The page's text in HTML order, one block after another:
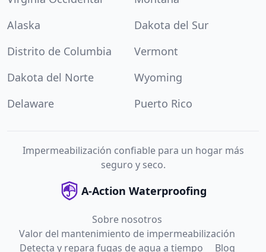
Alaska
Dakota del Sur
Distrito de Columbia
Vermont
Dakota del Norte
Wyoming
Delaware
Puerto Rico
Impermeabilización confiable para un hogar más
seguro y seco.
A-Action Waterproofing
Sobre nosotros
Valor del mantenimiento de impermeabilización
Detecta y repara fugas de agua a tiempo
Blog